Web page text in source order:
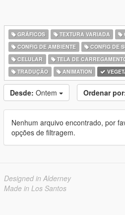
GRÁFICOS TEXTURA VARIADA
CONFIG DE AMBIENTE
CONFIG DE
CELULAR
TELA DE
TRADUÇÃO
ANIMATION
Desde: Ontem Ordenar
Nenhum arquivo encontrado, por
opções de filtragem.
Designed in Alderney
Made in Los Santos